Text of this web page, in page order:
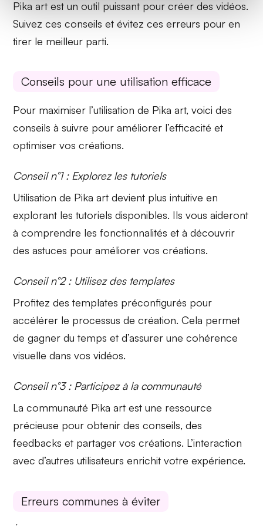
Pika art est un outil puissant pour créer des vidéos.
Suivez ces conseils et évitez ces erreurs pour en
tirer le meilleur parti.
Conseils pour une utilisation efficace
Pour maximiser l’utilisation de Pika art, voici des
conseils à suivre pour améliorer l’efficacité et
optimiser vos créations.
Conseil n°1 : Explorez les tutoriels
Utilisation de Pika art devient plus intuitive en
explorant lestutoriels disponibles. Ils vous aideront
à comprendre les fonctionnalités et à découvrir
des astuces pour améliorer vos créations.
Conseil n°2 : Utilisez des templates
Profitez destemplates préconfigurés pour
accélérer le processus de création. Cela permet
de gagner du temps et d’assurer unecohérence
visuelle dans vos vidéos.
Conseil n°3 : Participez à la communauté
Lacommunauté Pika art est une ressource
précieuse pour obtenir desconseils, des
feedbacks et partager vos créations. L’interaction
avec d’autres utilisateurs enrichit votre expérience.
Erreurs communes à éviter